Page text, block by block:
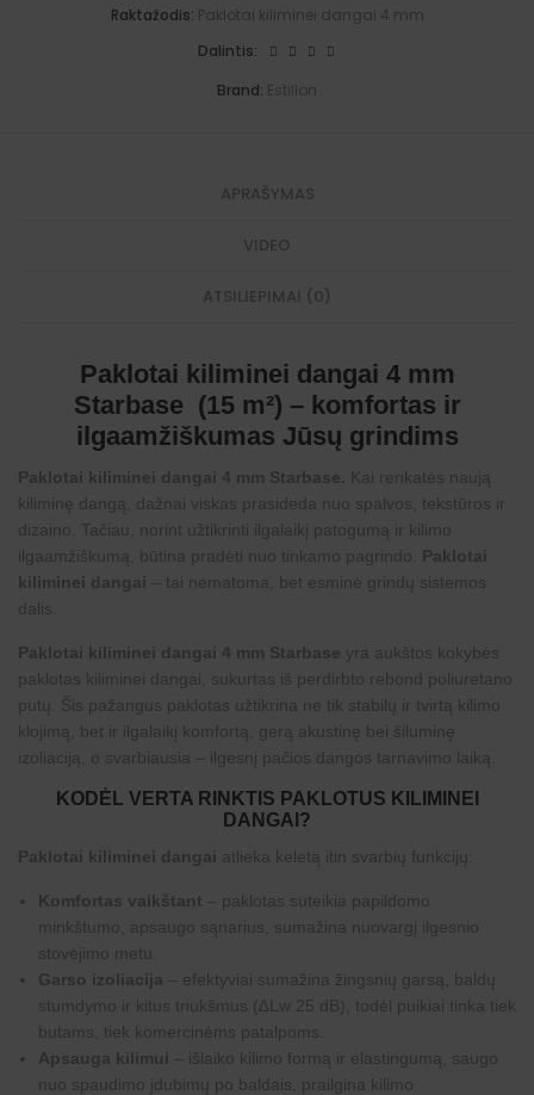
Raktažodis: Paklotai kiliminei dangai 4 mm
Dalintis:
Brand: Estillon
APRAŠYMAS
VIDEO
ATSILIEPIMAI (0)
Paklotai kiliminei dangai 4 mm
Starbase (15 m²) – komfortas ir
ilgaamžiškumas Jūsų grindims
Paklotai kiliminei dangai 4 mm Starbase. Kai renkatės naują
kiliminę dangą, dažnai viskas prasideda nuo spalvos, tekstūros ir
dizaino. Tačiau, norint užtikrinti ilgalaikį patogumą ir kilimo
ilgaamžiškumą, būtina pradėti nuo tinkamo pagrindo. Paklotai
kiliminei dangai – tai nematoma, bet esminė grindų sistemos
dalis.
Paklotai kiliminei dangai 4 mm Starbase yra aukštos kokybės
paklotas kiliminei dangai, sukurtas iš perdirbto rebond poliuretano
putų. Šis pažangus paklotas užtikrina ne tik stabilų ir tvirtą kilimo
klojimą, bet ir ilgalaikį komfortą, gerą akustinę bei šiluminę
izoliaciją, o svarbiausia – ilgesnį pačios dangos tarnavimo laiką.
KODĖL VERTA RINKTIS PAKLOTUS KILIMINEI
DANGAI?
Paklotai kiliminei dangai atlieka keletą itin svarbių funkcijų:
Komfortas vaikštant – paklotas suteikia papildomo
minkštumo, apsaugo sąnarius, sumažina nuovargį ilgesnio
stovėjimo metu.
Garso izoliacija – efektyviai sumažina žingsnių garsą, baldų
stumdymo ir kitus triukšmus (∆Lw 25 dB), todėl puikiai tinka tiek
butams, tiek komercinėms patalpoms.
Apsauga kilimui – išlaiko kilimo formą ir elastingumą, saugo
nuo spaudimo įdubimų po baldais, prailgina kilimo